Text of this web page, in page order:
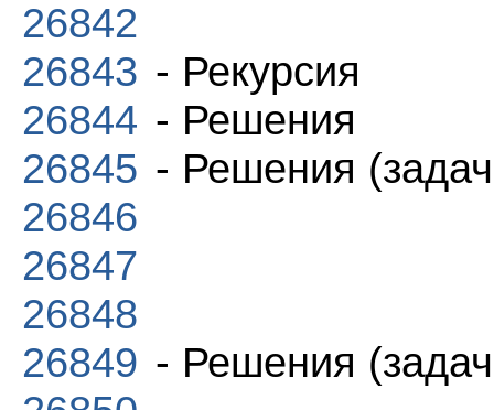
26842
26843 - Рекурсия
26844 - Решения
26845 - Решения
26846
26847
26848
26849 - Решения